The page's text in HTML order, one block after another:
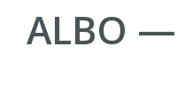
ALBO